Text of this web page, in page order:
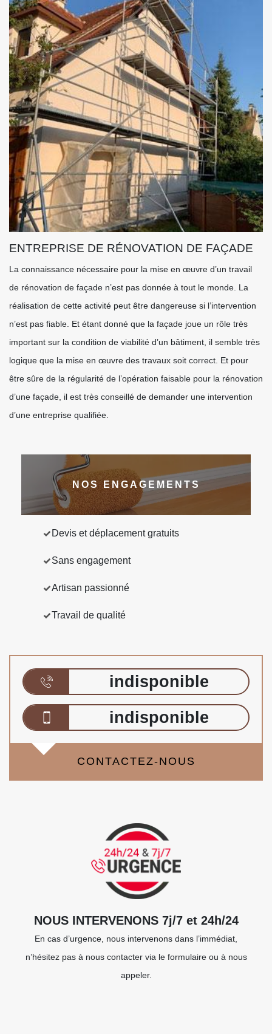
ENTREPRISE DE RÉNOVATION DE FAÇADE
La connaissance nécessaire pour la mise en œuvre d’un travail
de rénovation de façade n’est pas donnée à tout le monde. La
réalisation de cette activité peut être dangereuse si l’intervention
n’est pas fiable. Et étant donné que la façade joue un rôle très
important sur la condition de viabilité d’un bâtiment, il semble très
logique que la mise en œuvre des travaux soit correct. Et pour
être sûre de la régularité de l’opération faisable pour la rénovation
d’une façade, il est très conseillé de demander une intervention
d’une entreprise qualifiée.
NOS ENGAGEMENTS
Devis et déplacement gratuits
Sans engagement
Artisan passionné
Travail de qualité
indisponible
indisponible
CONTACTEZ-NOUS
NOUS INTERVENONS 7j/7 et 24h/24
En cas d’urgence, nous intervenons dans l’immédiat,
n’hésitez pas à nous contacter via le formulaire ou à nous
appeler.